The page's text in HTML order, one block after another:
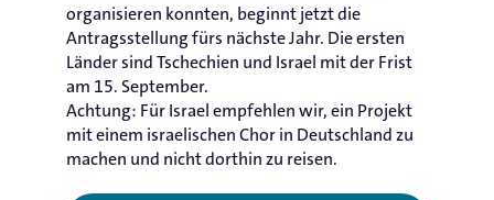
organisieren konnten, beginnt jetzt die
Antragsstellung fürs nächste Jahr. Die ersten
Länder sind Tschechien und Israel mit der Frist
am 15. September.
Achtung: Für Israel empfehlen wir, ein Projekt
mit einem israelischen Chor in Deutschland zu
machen und nicht dorthin zu reisen.